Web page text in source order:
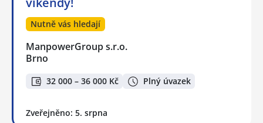
Nutně vás hledají
ManpowerGroup s.r.o.
Brno
32 000 – 36 000 Kč Plný úvazek
Zveřejněno: 5. srpna